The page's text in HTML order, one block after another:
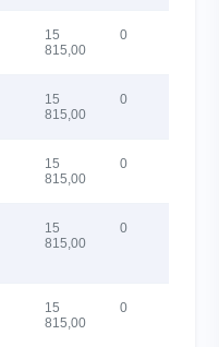
15
815,00
0
15
815,00
0
15
815,00
0
15
815,00
0
15
815,00
0